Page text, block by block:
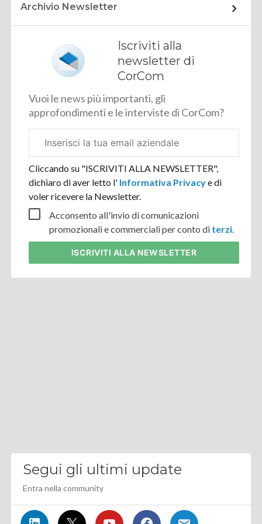
Archivio Newsletter
Iscriviti alla
newsletter di
CorCom
Vuoi le news più importanti, gli
approfondimenti e le interviste di CorCom?
aziendale
Cliccando su "ISCRIVITI ALLA NEWSLETTER",
dichiaro di aver letto l' Informativa Privacye di
voler ricevere la Newsletter.
Acconsento all'invio di comunicazioni
promozionali e commerciali per conto di terzi.
ISCRIVITI ALLA NEWSLETTER
Segui gli ultimi update
Entra nella community